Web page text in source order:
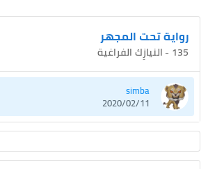
رواية تحت المجهر
135 - النيازِك الفراغية
simba
2020/02/11